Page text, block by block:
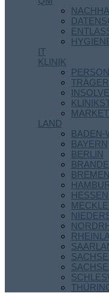
IT
KLINIK
LAND
BADEN-
BAYERN
BERLIN
BREMEN
HESSEN